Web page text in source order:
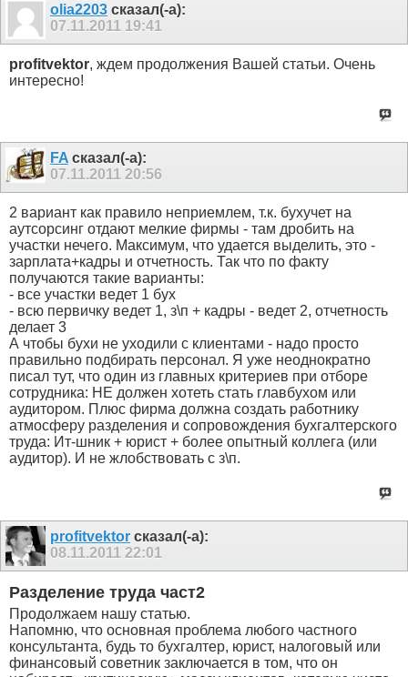
olia2203 сказал(-а):
07.11.2011 19:41
profitvektor, ждем продолжения Вашей статьи. Очень
интересно!
FA сказал(-а):
07.11.2011 20:56
2 вариант как правило неприемлем, т.к. бухучет на
аутсорсинг отдают мелкие фирмы - там дробить на
участки нечего. Максимум, что удается выделить, это -
зарплата+кадры и отчетность. Так что по факту
получаются такие варианты:
- все участки ведет 1 бух
- всю первичку ведет 1, з\п + кадры - ведет 2, отчетность
делает 3
А чтобы бухи не уходили с клиентами - надо просто
правильно подбирать персонал. Я уже неоднократно
писал тут, что один из главных критериев при отборе
сотрудника: НЕ должен хотеть стать главбухом или
аудитором. Плюс фирма должна создать работнику
атмосферу разделения и сопровождения бухгалтерского
труда: Ит-шник + юрист + более опытный коллега (или
аудитор). И не жлобствовать с з\п.
profitvektor сказал(-а):
08.11.2011 22:01
Разделение труда част2
Продолжаем нашу статью.
Напомню, что основная проблема любого частного
консультанта, будь то бухгалтер, юрист, налоговый или
финансовый советник заключается в том, что он